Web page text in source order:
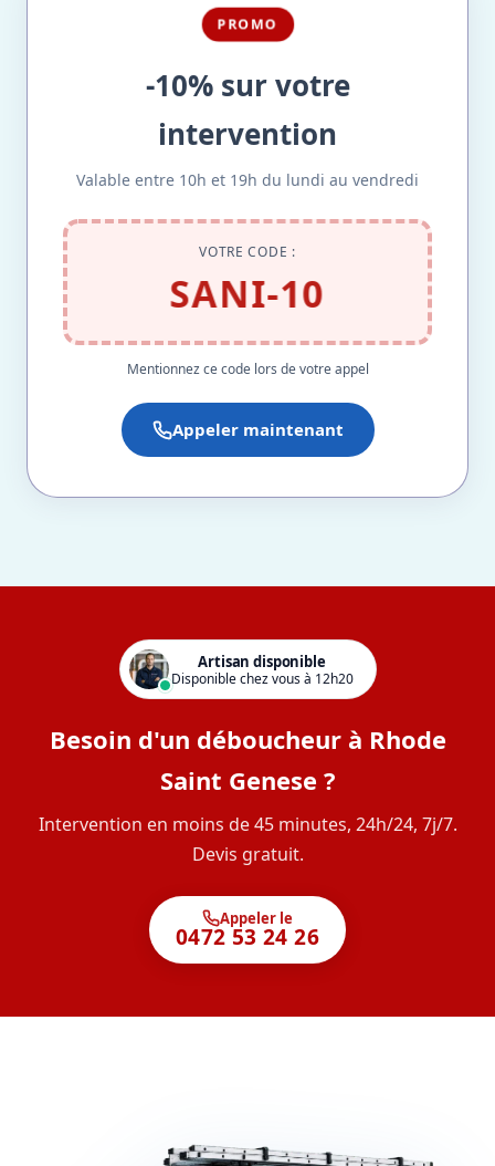
PROMO
-10% sur votre
intervention
Valable entre 10h et 19h du lundi au vendredi
VOTRE CODE :
SANI-10
Mentionnez ce code lors de votre appel
Appeler maintenant
Artisan disponible
Disponible chez vous à 12h20
Besoin d'un déboucheur à Rhode
Saint Genese ?
Intervention en moins de 45 minutes, 24h/24, 7j/7.
Devis gratuit.
Appeler le
0472 53 24 26